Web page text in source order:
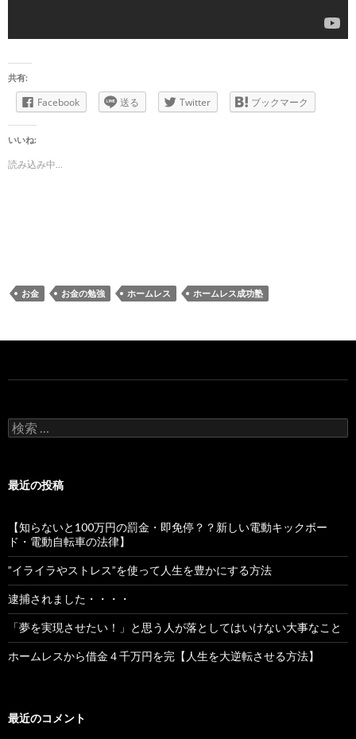
共有:
Facebook 送る Twitter ブックマーク
いいね:
読み込み中...
お金 お金の勉強 ホームレス ホームレス成功塾
検
索:
最近の投稿
【知らないと100万円の罰金・即免停？？新しい電動キックボー
ド・電動自転車の法律】
”イライラやストレス”を使って人生を豊かにする方法
逮捕されました・・・・
「夢を実現させたい！」と思う人が落としてはいけない大事なこと
ホームレスから借金４千万円を完【人生を大逆転させる方法】
最近のコメント